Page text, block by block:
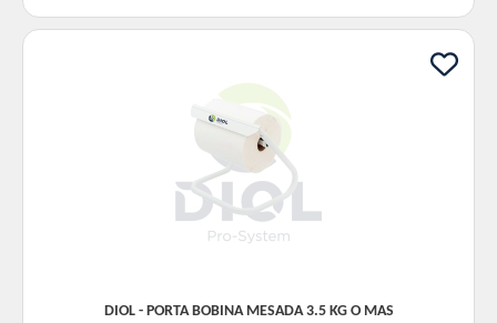
DIOL - PORTA BOBINA MESADA 3.5 KG O MAS